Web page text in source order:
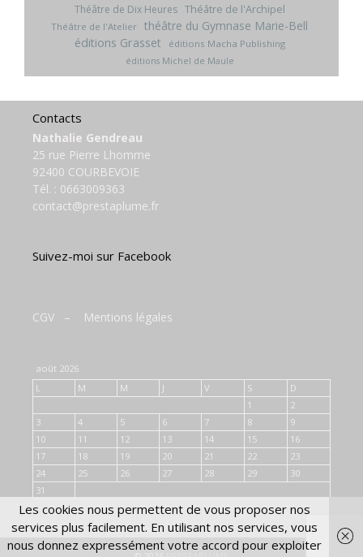
Théâtre de Dix Heures Théâtre de l'Archipel
Théâtre de l'Atelier théâtre du Gymnase Marie-Bell
éditions Grasset
éditions Macha Publishing
éditions Michel de Maule
Contacts
Nathalie Gendreau
25 rue Pierre Lhomme
92400 COURBEVOIE
Tél. : 0663009363
contact@prestaplume.fr
Suivez-moi sur Facebook
CGV – Mentions légales
août 2026
L
M M J V S
D
1
2
3
4 5 6 7 8
9
10
11 12 13 14 15
16
17
18 19 20 21 22
23
24
25 26 27 28 29
30
31
« Juil
Les cookies nous permettent de vous proposer nos
services plus facilement. En utilisant nos services, vous
nous donnez expressément votre accord pour exploiter